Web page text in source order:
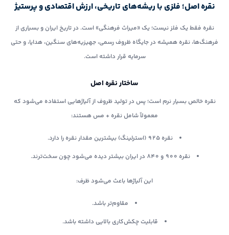
نقره اصل؛ فلزی با ریشه‌های تاریخی، ارزش اقتصادی و پرستیژ
نقره فقط یک فلز نیست؛ یک «میراث فرهنگی» است. در تاریخ ایران و بسیاری از
فرهنگ‌ها، نقره همیشه در جایگاه ظروف رسمی، جهیزیه‌های سنگین، هدایا، و حتی
سرمایه قرار داشته است.
ساختار نقره اصل
نقره خالص بسیار نرم است؛ پس در تولید ظروف از آلیاژهایی استفاده می‌شود که
معمولاً شامل نقره + مس هستند:
نقره ۹۲۵ (استرلینگ) بیشترین مقدار نقره را دارد.
نقره ۹۰۰ و ۸۴۰ در ایران بیشتر دیده می‌شود چون سخت‌ترند.
این آلیاژها باعث می‌شود ظرف:
مقاوم‌تر باشد.
قابلیت چکش‌کاری بالایی داشته باشد.